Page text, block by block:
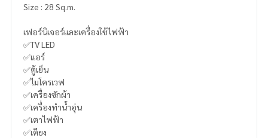
Size : 28 Sq.m.
เฟอร์นิเจอร์และเครื่องใช้ไฟฟ้า
✅TV LED
✅แอร์
✅ตู้เย็น
✅ไมโครเวฟ
✅เครื่องซักผ้า
✅เครื่องทำน้ำอุ่น
✅เตาไฟฟ้า
✅เตียง